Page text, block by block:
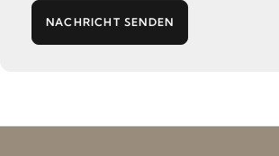
NACHRICHT SENDEN